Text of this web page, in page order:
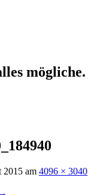
mögliche.
2015 am 4096 × 3040